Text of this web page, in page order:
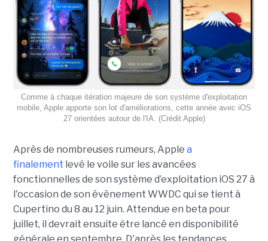
Comme à chaque itération majeure de son système d'exploitation
mobile, Apple apporte son lot d'améliorations, cette année avec iOS
27 orientées autour de l'IA. (Crédit Apple)
Après de nombreuses rumeurs, Apple a
finalement levé le voile sur les avancées
fonctionnelles de son système d’exploitation iOS 27 à
l'occasion de son évènement WWDC qui se tient à
Cupertino du 8 au 12 juin. Attendue en beta pour
juillet, il devrait ensuite être lancé en disponibilité